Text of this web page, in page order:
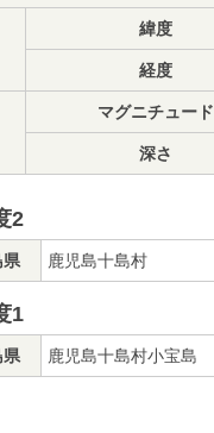
緯度
経度
マグニチュード
深さ
2
県 鹿児島十島村
1
県 鹿児島十島村小宝島